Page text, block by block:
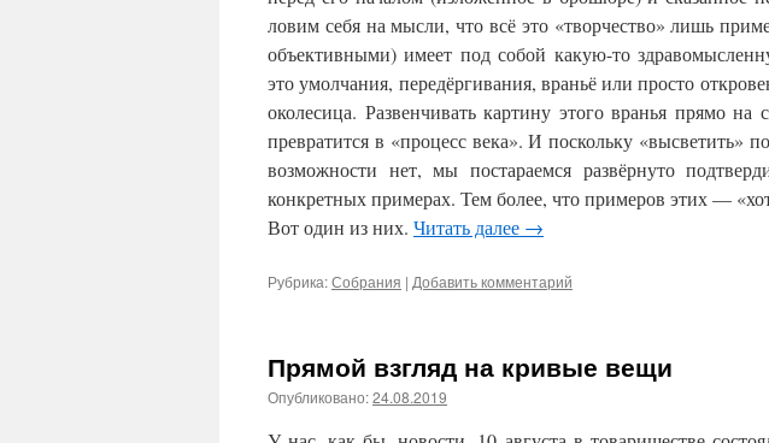
ловим себя на мысли, что всё это «творчество» лишь
объективными) имеет под собой какую-то
это умолчания, передёргивания, враньё или просто
околесица. Развенчивать картину этого вранья прямо на
превратится в «процесс века». И поскольку «высветить»
возможности нет, мы постараемся развёрнуто
конкретных примерах. Тем более, что примеров этих —
Вот один из них. Читать далее →
Рубрика:Собрания | Добавить комментарий
Прямой взгляд на кривые вещи
Опубликовано:24.08.2019